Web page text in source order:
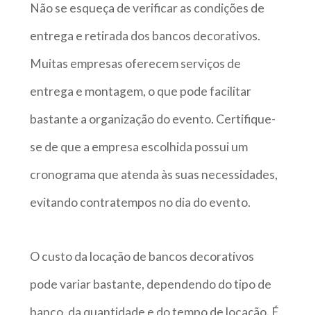
Não se esqueça de verificar as condições de
entrega e retirada dos bancos decorativos.
Muitas empresas oferecem serviços de
entrega e montagem, o que pode facilitar
bastante a organização do evento. Certifique-
se de que a empresa escolhida possui um
cronograma que atenda às suas necessidades,
evitando contratempos no dia do evento.
O custo da locação de bancos decorativos
pode variar bastante, dependendo do tipo de
banco, da quantidade e do tempo de locação. É